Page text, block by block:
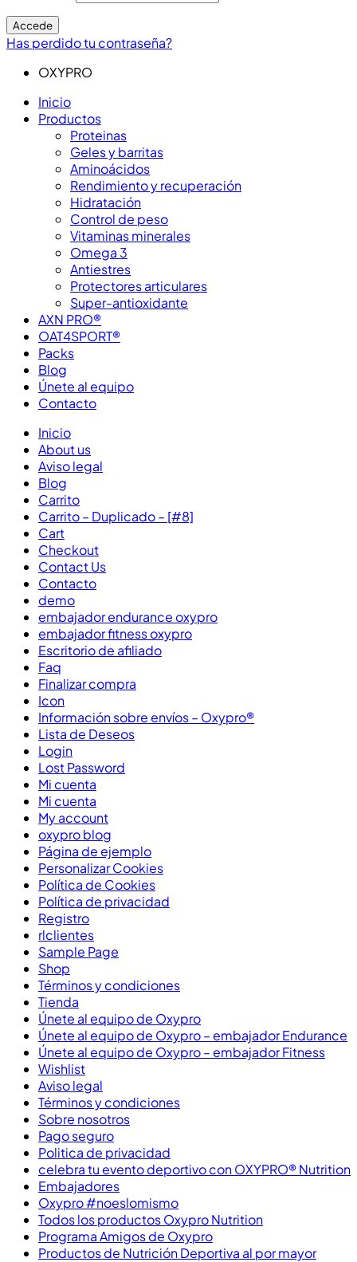
Accede
Has perdido tu contraseña?
OXYPRO
Inicio
Productos
Proteinas
Geles y barritas
Aminoácidos
Rendimiento y recuperación
Hidratación
Control de peso
Vitaminas minerales
Omega 3
Antiestres
Protectores articulares
Super-antioxidante
AXN PRO®
OAT4SPORT®
Packs
Blog
Únete al equipo
Contacto
Inicio
About us
Aviso legal
Blog
Carrito
Carrito – Duplicado – [#8]
Cart
Checkout
Contact Us
Contacto
demo
embajador endurance oxypro
embajador fitness oxypro
Escritorio de afiliado
Faq
Finalizar compra
Icon
Información sobre envíos – Oxypro®
Lista de Deseos
Login
Lost Password
Mi cuenta
Mi cuenta
My account
oxypro blog
Página de ejemplo
Personalizar Cookies
Política de Cookies
Política de privacidad
Registro
rlclientes
Sample Page
Shop
Términos y condiciones
Tienda
Únete al equipo de Oxypro
Únete al equipo de Oxypro – embajador Endurance
Únete al equipo de Oxypro – embajador Fitness
Wishlist
Aviso legal
Términos y condiciones
Sobre nosotros
Pago seguro
Politica de privacidad
celebra tu evento deportivo con OXYPRO® Nutrition
Embajadores
Oxypro #noeslomismo
Todos los productos Oxypro Nutrition
Programa Amigos de Oxypro
Productos de Nutrición Deportiva al por mayor